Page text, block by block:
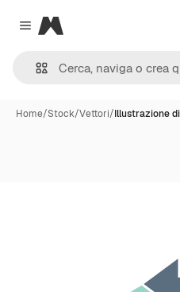
Close menu
Magnific
Home/Stock/Vettori/Illustrazione